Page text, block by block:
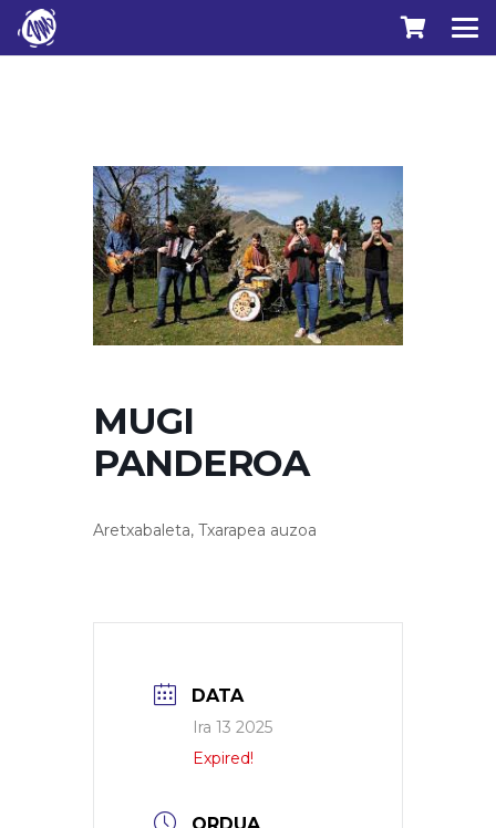
MUGI
PANDEROA
Aretxabaleta, Txarapea auzoa
DATA
Ira 13 2025
Expired!